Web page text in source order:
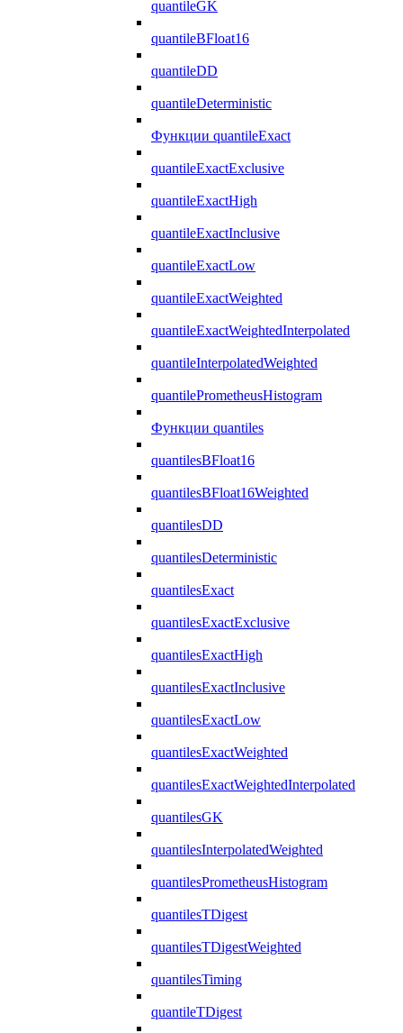
quantileGK
quantileBFloat16
quantileDD
quantileDeterministic
Функции quantileExact
quantileExactExclusive
quantileExactHigh
quantileExactInclusive
quantileExactLow
quantileExactWeighted
quantileExactWeightedInterpolated
quantileInterpolatedWeighted
quantilePrometheusHistogram
Функции quantiles
quantilesBFloat16
quantilesBFloat16Weighted
quantilesDD
quantilesDeterministic
quantilesExact
quantilesExactExclusive
quantilesExactHigh
quantilesExactInclusive
quantilesExactLow
quantilesExactWeighted
quantilesExactWeightedInterpolated
quantilesGK
quantilesInterpolatedWeighted
quantilesPrometheusHistogram
quantilesTDigest
quantilesTDigestWeighted
quantilesTiming
quantileTDigest